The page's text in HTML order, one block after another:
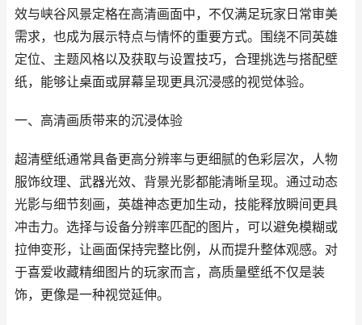
效与峡谷风景定格在高清画面中，不仅满足玩家日常审美
需求，也成为展示特点与情怀的重要方式。围绕不同英雄
定位、主题风格以及获取与设置技巧，合理挑选与搭配壁
纸，能够让桌面或屏幕呈现更具沉浸感的视觉体验。
一、高清画质带来的沉浸体验
超清壁纸通常具备更高分辨率与更细腻的色彩层次，人物
服饰纹理、武器光效、背景光影都能清晰呈现。通过动态
光影与细节刻画，英雄神态更加生动，技能释放瞬间更具
冲击力。选择与设备分辨率匹配的图片，可以避免模糊或
拉伸变形，让画面保持完整比例，从而提升整体观感。对
于喜爱收藏精细图片的玩家而言，高质量壁纸不仅是装
饰，更像是一种视觉延伸。